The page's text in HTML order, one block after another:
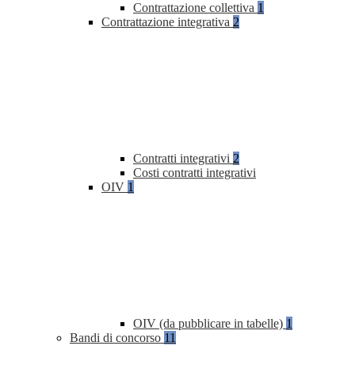
Contrattazione collettiva 1
Contrattazione integrativa 2
Contratti integrativi 2
Costi contratti integrativi
OIV 1
OIV (da pubblicare in tabelle) 1
Bandi di concorso 11